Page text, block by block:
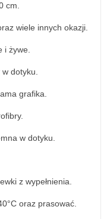
cm.
wiele innych okazji.
i żywe.
dotyku.
grafika.
w dotyku.
z wypełnienia.
oraz prasować.